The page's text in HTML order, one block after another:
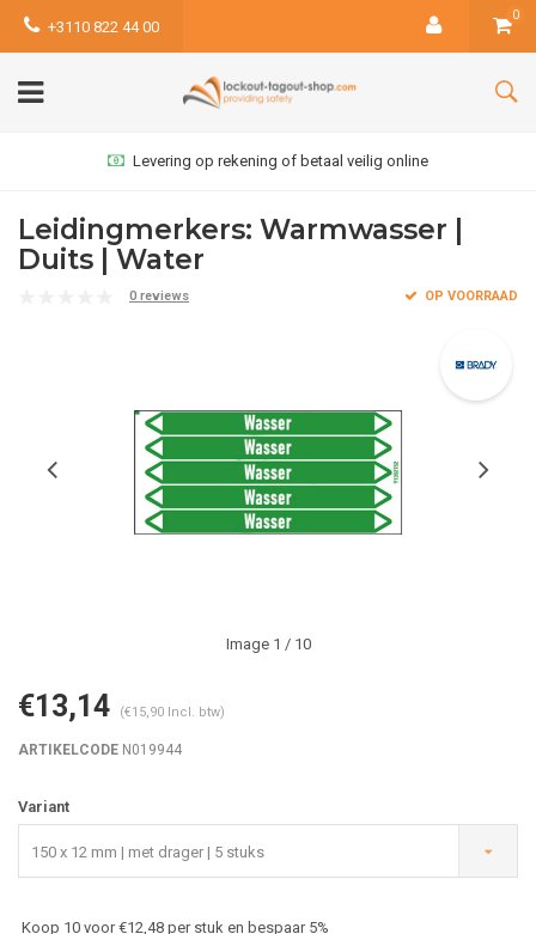
+3110 822 44 00
0
Levering op rekening of betaal veilig online
Leidingmerkers: Warmwasser |
Duits | Water
0 reviews OP VOORRAAD
Image 1 / 10
€13,14 (€15,90 Incl. btw)
ARTIKELCODE N019944
Variant
150 x 12 mm | met drager | 5 stuks
Koop 10 voor €12,48 per stuk en bespaar 5%